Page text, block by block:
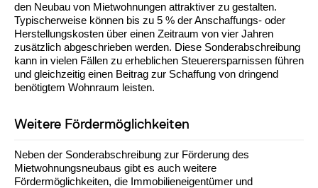
den Neubau von Mietwohnungen attraktiver zu gestalten.
Typischerweise können bis zu 5 % der Anschaffungs- oder
Herstellungskosten über einen Zeitraum von vier Jahren
zusätzlich abgeschrieben werden. Diese Sonderabschreibung
kann in vielen Fällen zu erheblichen Steuerersparnissen führen
und gleichzeitig einen Beitrag zur Schaffung von dringend
benötigtem Wohnraum leisten.
Weitere Fördermöglichkeiten
Neben der Sonderabschreibung zur Förderung des
Mietwohnungsneubaus gibt es auch weitere
Fördermöglichkeiten, die Immobilieneigentümer und